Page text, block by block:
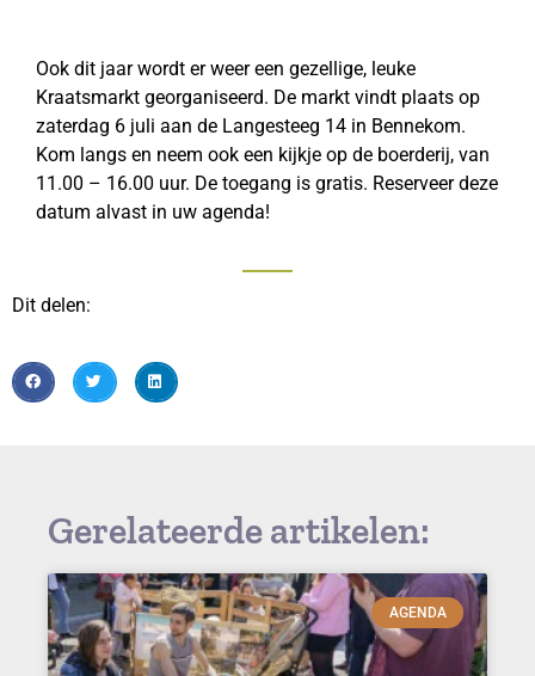
Ook dit jaar wordt er weer een gezellige, leuke
Kraatsmarkt georganiseerd. De markt vindt plaats op
zaterdag 6 juli aan de Langesteeg 14 in Bennekom.
Kom langs en neem ook een kijkje op de boerderij, van
11.00 – 16.00 uur. De toegang is gratis. Reserveer deze
datum alvast in uw agenda!
Dit delen:
Gerelateerde artikelen:
AGENDA